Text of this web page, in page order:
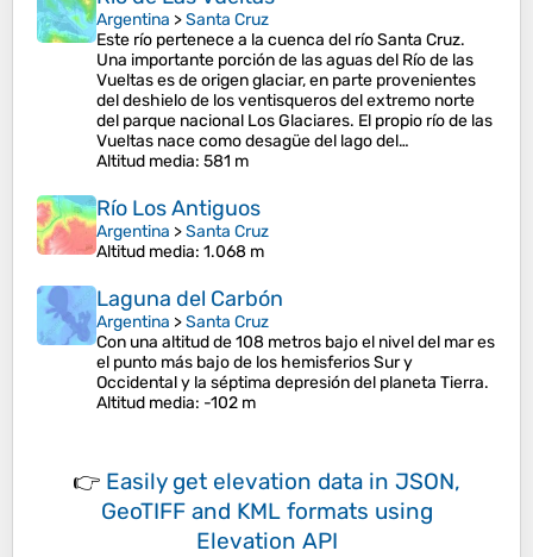
Argentina >Santa Cruz
Este río pertenece a la cuenca del río Santa Cruz.
Una importante porción de las aguas del Río de las
Vueltas es de origen glaciar, en parte provenientes
del deshielo de los ventisqueros del extremo norte
del parque nacional Los Glaciares. El propio río de las
Vueltas nace como desagüe del lago del…
Altitud media: 581 m
Río Los Antiguos
Argentina >Santa Cruz
Altitud media: 1.068 m
Laguna del Carbón
Argentina >Santa Cruz
Con una altitud de 108 metros bajo el nivel del mar es
el punto más bajo de los hemisferios Sur y
Occidental y la séptima depresión del planeta Tierra.​
Altitud media: -102 m
👉 Easily get elevation data in JSON,
GeoTIFF and KML formats using
Elevation API